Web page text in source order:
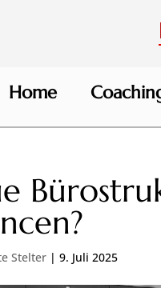
Home
Stelter |9. Juli 2025